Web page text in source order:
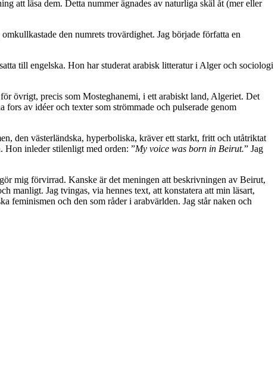
att läsa dem. Detta nummer ägnades av naturliga skäl åt (mer eller
den numrets trovärdighet. Jag började författa en
till engelska. Hon har studerat arabisk litteratur i Alger och sociologi
övrigt, precis som Mosteghanemi, i ett arabiskt land, Algeriet. Det
av idéer och texter som strömmade och pulserade genom
den västerländska, hyperboliska, kräver ett starkt, fritt och utåtriktat
Hon inleder stilenligt med orden: ”My voice was born in Beirut.” Jag
mig förvirrad. Kanske är det meningen att beskrivningen av Beirut,
manligt. Jag tvingas, via hennes text, att konstatera att min läsart,
feminismen och den som råder i arabvärlden. Jag står naken och